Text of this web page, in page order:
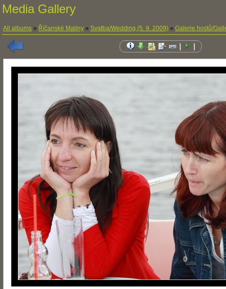
Media Gallery
All albums » Říčanské Maliny » Svatba/Wedding (5. 9. 2009) » Galerie hostů/